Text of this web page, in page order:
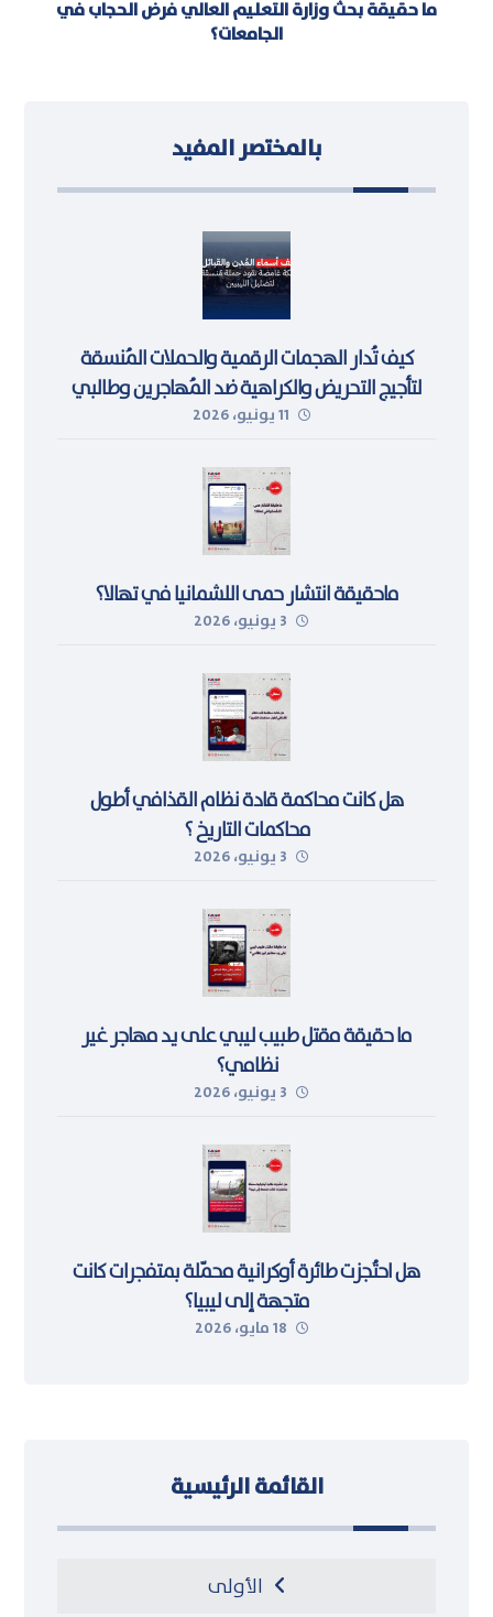
ما حقيقة بحث وزارة التعليم العالي فرض الحجاب في
الجامعات؟
بالمختصر المفيد
كيف تُدار الهجمات الرقمية والحملات المُنسقة
لتأجيج التحريض والكراهية ضد المُهاجرين وطالبي
اللجوء في ليبيا
11 يونيو، 2026
ماحقيقة انتشار حمى اللشمانيا في تهالا؟
3 يونيو، 2026
هل كانت محاكمة قادة نظام القذافي أطول
محاكمات التاريخ ؟
3 يونيو، 2026
ما حقيقة مقتل طبيب ليبي على يد مهاجر غير
نظامي؟
3 يونيو، 2026
هل احتُجزت طائرة أوكرانية محمّلة بمتفجرات كانت
متجهة إلى ليبيا؟
18 مايو، 2026
القائمة الرئيسية
الأولى